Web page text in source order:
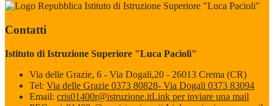
Istituto di Istruzione Superiore "Luca Pacioli"
Contatti
Istituto di Istruzione Superiore "Luca Pacioli"
Via delle Grazie, 6 - Via Dogali,20 - 26013 Crema (CR)
Tel: Via delle Grazie 0373 80828- Via Dogali 0373 83094
Email: cris01400r@istruzione.itLink per inviare una mail